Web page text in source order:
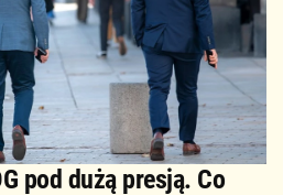
pod dużą presją. Co